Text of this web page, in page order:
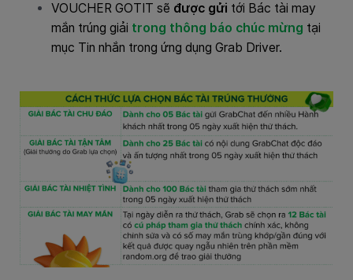
VOUCHER GOTIT sẽ được gửi tới Bác tài may
mắn trúng giải trong thông báo chúc mừng tại
mục Tin nhắn trong ứng dụng Grab Driver.